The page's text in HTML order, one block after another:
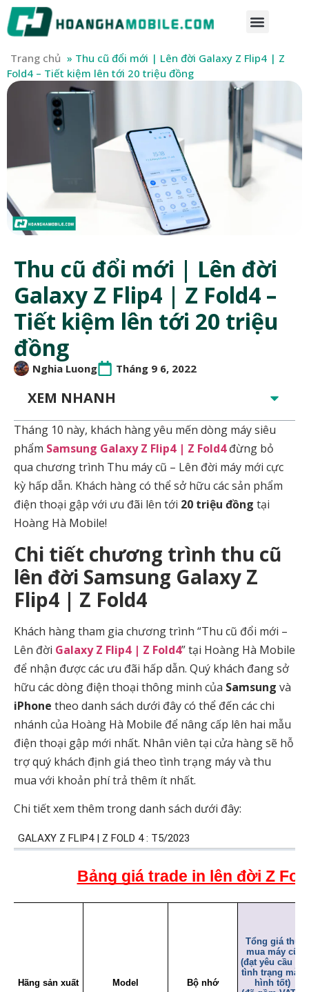
Trang chủ » Thu cũ đổi mới | Lên đời Galaxy Z Flip4 | Z
Fold4 – Tiết kiệm lên tới 20 triệu đồng
Thu cũ đổi mới | Lên đời
Galaxy Z Flip4 | Z Fold4 –
Tiết kiệm lên tới 20 triệu
đồng
Nghia Luong Tháng 9 6, 2022
XEM NHANH
Tháng 10 này, khách hàng yêu mến dòng máy siêu
phẩm Samsung Galaxy Z Flip4 | Z Fold4đừng bỏ
qua chương trình Thu máy cũ – Lên đời máy mới cực
kỳ hấp dẫn. Khách hàng có thể sở hữu các sản phẩm
điện thoại gập với ưu đãi lên tới 20 triệu đồng tại
Hoàng Hà Mobile!
Chi tiết chương trình thu cũ
lên đời Samsung Galaxy Z
Flip4 | Z Fold4
Khách hàng tham gia chương trình “Thu cũ đổi mới –
Lên đời Galaxy Z Flip4 | Z Fold4” tại Hoàng Hà Mobile
để nhận được các ưu đãi hấp dẫn. Quý khách đang sở
hữu các dòng điện thoại thông minh của Samsung và
iPhone theo danh sách dưới đây có thể đến các chi
nhánh của Hoàng Hà Mobile để nâng cấp lên hai mẫu
điện thoại gập mới nhất. Nhân viên tại cửa hàng sẽ hỗ
trợ quý khách định giá theo tình trạng máy và thu
mua với khoản phí trả thêm ít nhất.
Chi tiết xem thêm trong danh sách dưới đây: